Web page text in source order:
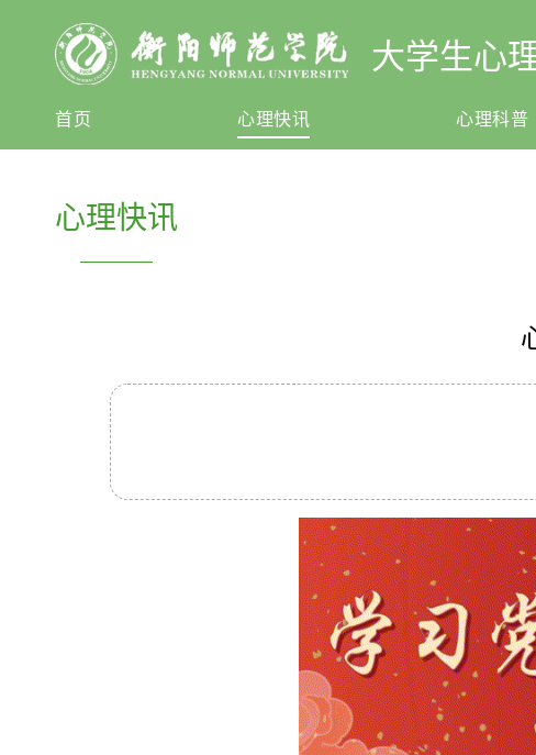
大学生心
首页 心理快讯 心理科普
心理快讯